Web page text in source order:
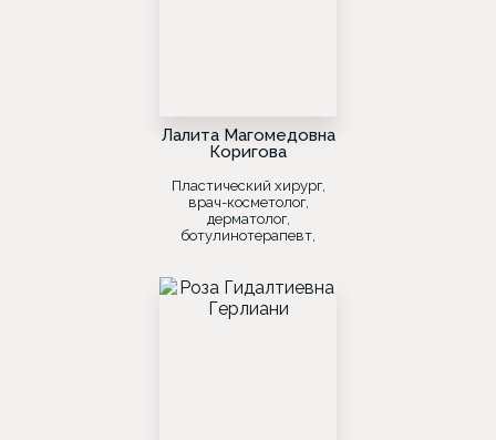
Лалита Магомедовна
Коригова
Пластический хирург,
врач-косметолог,
дерматолог,
ботулинотерапевт,